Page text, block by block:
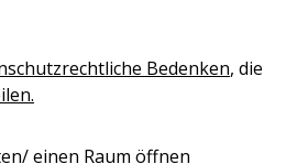
Bedenken, die
einen Raum öffnen